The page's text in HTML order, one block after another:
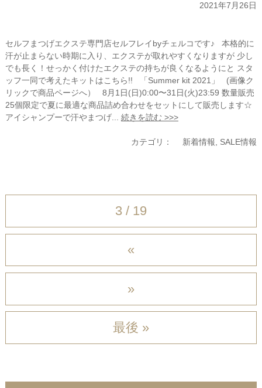
2021年7月26日
セルフまつげエクステ専門店セルフレイbyチェルコです♪ 本格的に
汗が止まらない時期に入り、エクステが取れやすくなりますが 少し
でも長く！せっかく付けたエクステの持ちが良くなるようにと スタ
ッフ一同で考えたキットはこちら!! 「Summer kit 2021」 (画像ク
リックで商品ページへ） 8月1日(日)0:00〜31日(火)23:59 数量販売
25個限定で夏に最適な商品詰め合わせをセットにして販売します☆
アイシャンプーで汗やまつげ... 続きを読む >>>
カテゴリ： 新着情報 SALE情報
3 / 19
«
»
最後 »